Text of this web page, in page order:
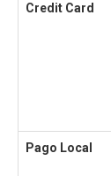
Credit Card
Pago Local